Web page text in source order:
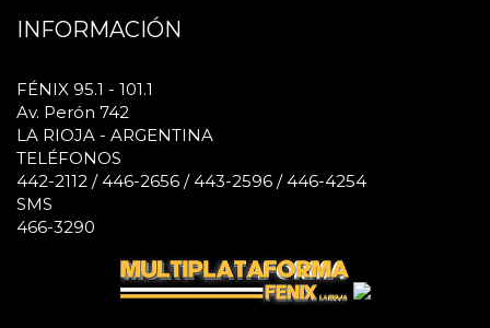
INFORMACIÓN
FÉNIX 95.1 - 101.1
Av. Perón 742
LA RIOJA - ARGENTINA
TELÉFONOS
442-2112 / 446-2656 / 443-2596 / 446-4254
SMS
466-3290